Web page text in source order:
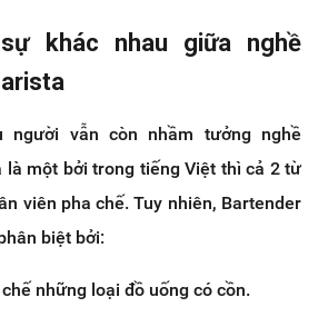
khác nhau giữa nghề
người vẫn còn nhầm tưởng nghề
là một bởi trong tiếng Việt thì cả 2 từ
viên pha chế. Tuy nhiên, Bartender
biệt bởi:
những loại đồ uống có cồn.